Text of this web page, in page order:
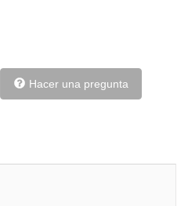
Hacer una pregunta